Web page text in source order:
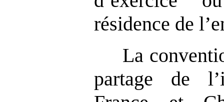
résidence de
La
partage de